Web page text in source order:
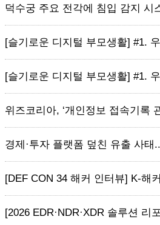
덕수궁 주요 전각에 침입 감지 시
[슬기로운 디지털 부모생활] #1.
[슬기로운 디지털 부모생활] #1.
위즈코리아, ‘개인정보 접속기록
경제·투자 플랫폼 덮친 유출 사태
[DEF CON 34 해커 인터뷰] K-해
[2026 EDR·NDR·XDR 솔루션 리